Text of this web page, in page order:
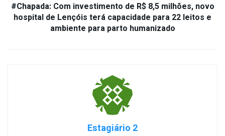
#Chapada: Com investimento de R$ 8,5 milhões, novo
hospital de Lençóis terá capacidade para 22 leitos e
ambiente para parto humanizado
Estagiário 2